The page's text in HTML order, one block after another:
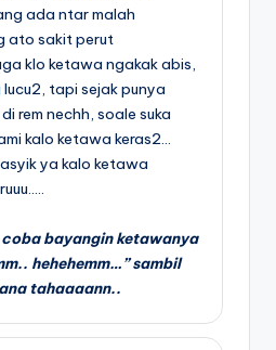
ada ntar malah
ato sakit perut
klo ketawa ngakak abis,
tapi sejak punya
rem nechh, soale suka
kalo ketawa keras2…
ya kalo ketawa
bayangin ketawanya
hehehemm…” sambil
tahaaaann..